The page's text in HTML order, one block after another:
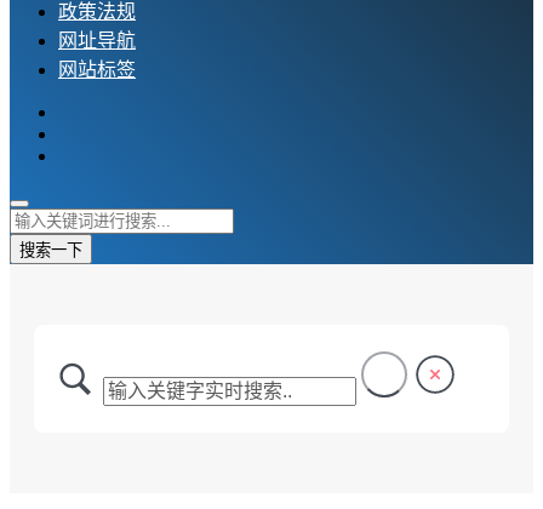
政策法规
网址导航
网站标签
搜索一下